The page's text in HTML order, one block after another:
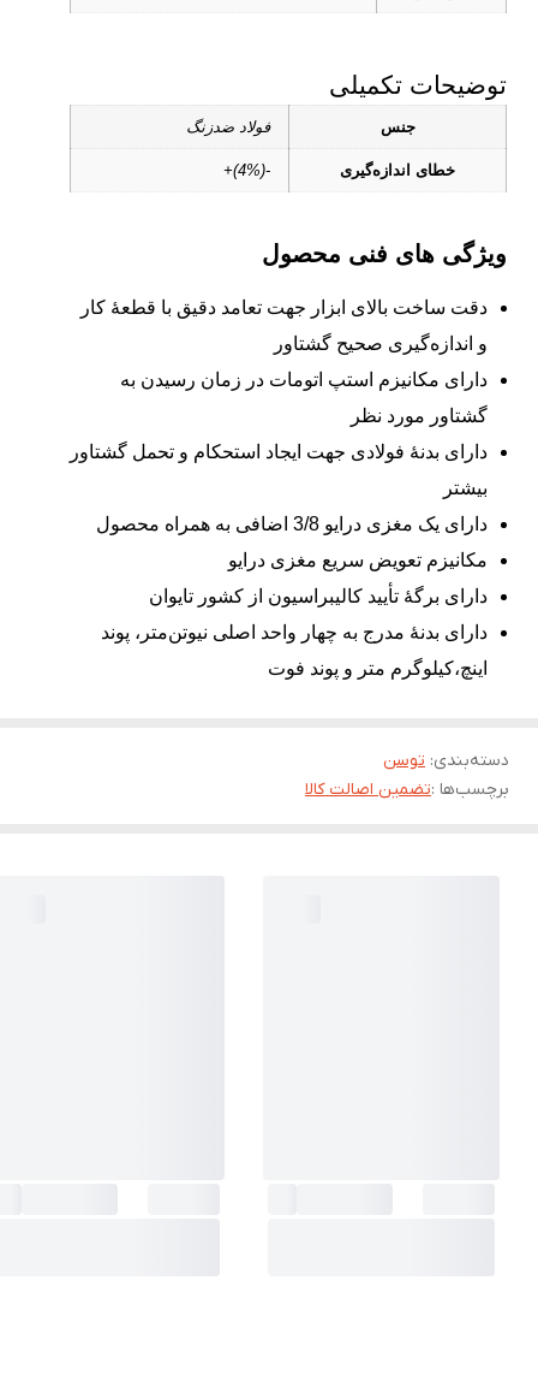
توضیحات تکمیلی
جنس فولاد ضدزنگ
خطای اندازه‌گیری -(4%)+
ویژگی های فنی محصول
دقت ساخت بالای ابزار جهت تعامد دقیق با قطعۀ کار
و اندازه‌گیری صحیح گشتاور
دارای مکانیزم استپ‌ اتومات در زمان رسیدن به
گشتاور مورد نظر
دارای بدنۀ فولادی جهت ایجاد استحکام و تحمل گشتاور
بیشتر
دارای یک مغزی درایو 3/8 اضافی به همراه محصول
مکانیزم تعویض سریع مغزی درایو
دارای برگۀ تأیید کالیبراسیون از کشور تایوان
دارای بدنۀ مدرج به چهار واحد اصلی نیوتن‌متر، پوند
اینچ،کیلوگرم متر و پوند فوت
دسته‌بندی: توسن
برچسب‌ها :تضمین اصالت کالا